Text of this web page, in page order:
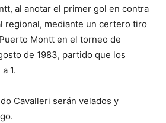
al anotar el primer gol en contra
regional, mediante un certero tiro
Montt en el torneo de
de 1983, partido que los
1.
Cavalleri serán velados y